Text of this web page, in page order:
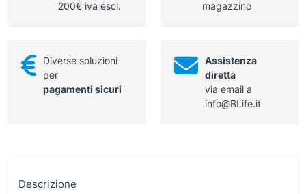
200€ iva escl.
magazzino
Diverse soluzioni
per
pagamenti sicuri
Assistenza
diretta
via email a
info@BLife.it
Descrizione